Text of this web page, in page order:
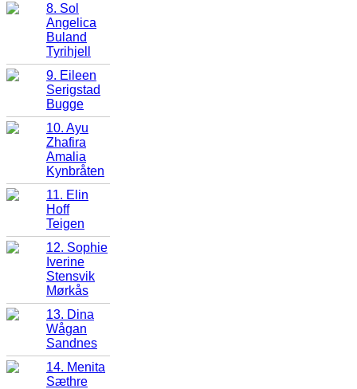
8. Sol
Angelica
Buland
Tyrihjell
9. Eileen
Serigstad
Bugge
10. Ayu
Zhafira
Amalia
Kynbråten
11. Elin
Hoff
Teigen
12. Sophie
Iverine
Stensvik
Mørkås
13. Dina
Wågan
Sandnes
14. Menita
Sæthre